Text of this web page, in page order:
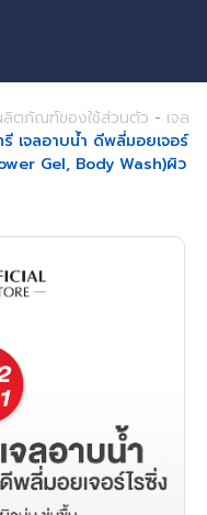
ลิตภัณฑ์ของใช้ส่วนตัว - เจล
เจลอาบน้ำ ดีพลี่มอยเจอร์
Gel, Body Wash)ผิว